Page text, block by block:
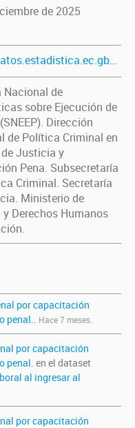
de 2025
http://datos.estadistica.ec.gba.gov.ar/dataset/poblacion-penal-por-capacitacion-laboral-al-ingresar-al-establecimiento-penal
Nacional de
sobre Ejecución de
Dirección
de Política Criminal en
Justicia y
Pena. Subsecretaría
Criminal. Secretaría
Ministerio de
Derechos Humanos
por capacitación
penal.. Hace 7 meses.
por capacitación
penal. en el dataset
al ingresar al
por capacitación